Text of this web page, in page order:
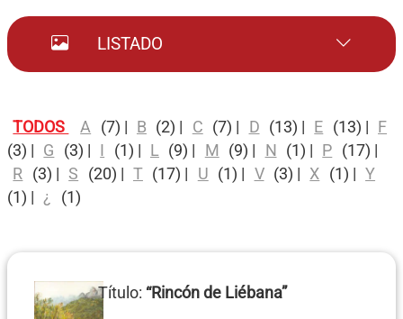
LISTADO
TODOS A (7) | B (2) | C (7) | D (13) | E (13) | F
(3) | G (3) | I (1) | L (9) | M (9) | N (1) | P (17) |
R
(3) | S (20) | T (17) | U (1) | V (3) | X (1) | Y
(1) | ¿ (1)
Título: “Rincón de Liébana”